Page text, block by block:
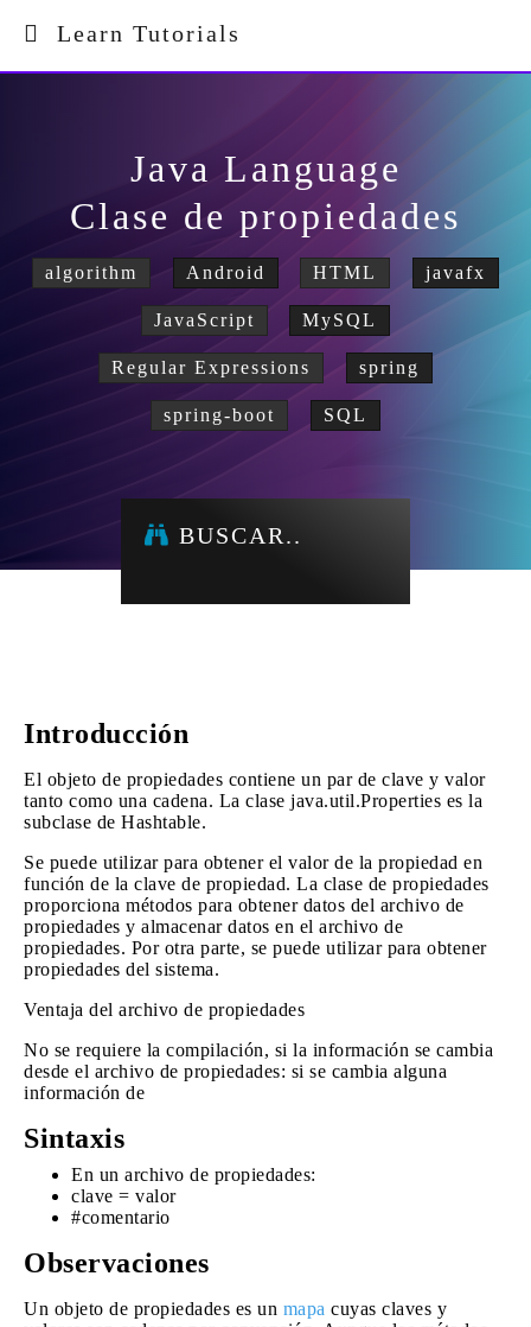
Learn Tutorials
Java Language
Clase de propiedades
algorithm Android HTML javafx
JavaScript MySQL
Regular Expressions spring
spring-boot SQL
BUSCAR..
Introducción
El objeto de propiedades contiene un par de clave y valor
tanto como una cadena. La clase java.util.Properties es la
subclase de Hashtable.
Se puede utilizar para obtener el valor de la propiedad en
función de la clave de propiedad. La clase de propiedades
proporciona métodos para obtener datos del archivo de
propiedades y almacenar datos en el archivo de
propiedades. Por otra parte, se puede utilizar para obtener
propiedades del sistema.
Ventaja del archivo de propiedades
No se requiere la compilación, si la información se cambia
desde el archivo de propiedades: si se cambia alguna
información de
Sintaxis
En un archivo de propiedades:
clave = valor
#comentario
Observaciones
Un objeto de propiedades es un mapa cuyas claves y